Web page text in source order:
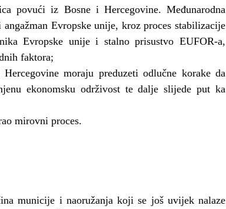
povući iz Bosne i Hercegovine. Međunarodna
Evropske unije, kroz proces stabilizacije
Evropske unije i stalno prisustvo EUFOR-a,
faktora;
moraju preduzeti odlučne korake da
ekonomsku održivost te dalje slijede put ka
mirovni proces.
municije i naoružanja koji se još uvijek nalaze